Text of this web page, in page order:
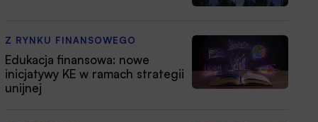
Z RYNKU FINANSOWEGO
Edukacja finansowa: nowe
inicjatywy KE w ramach strategii
unijnej